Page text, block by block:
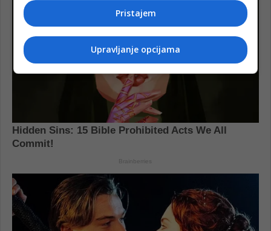
Pristajem
Upravljanje opcijama